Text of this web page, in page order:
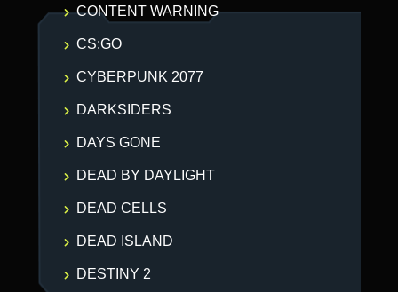
CONTENT WARNING
CS:GO
CYBERPUNK 2077
DARKSIDERS
DAYS GONE
DEAD BY DAYLIGHT
DEAD CELLS
DEAD ISLAND
DESTINY 2